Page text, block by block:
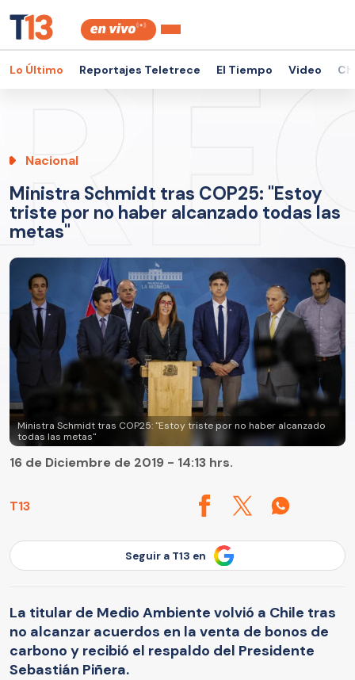
Lo Último Reportajes Teletrece El Tiempo Video
Nacional
Ministra Schmidt tras COP25: "Estoy
triste por no haber alcanzado todas las
metas"
Ministra Schmidt tras COP25: "Estoy triste por no haber alcanzado
todas las metas"
T13
16 de Diciembre de 2019 - 14:13 hrs.
Seguir a T13 en
La titular de Medio Ambiente volvió a Chile tras
no alcanzar acuerdos en la venta de bonos de
carbono y recibió el respaldo del Presidente
Sebastián Piñera.